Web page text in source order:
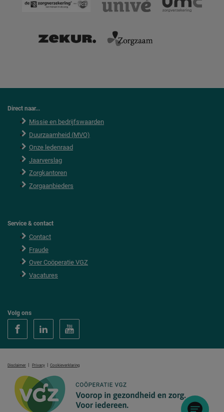
Direct naar...
Missie en bedrijfswaarden
Duurzaamheid (MVO)
Onze ledenraad
Jaarverslag
Zorgkantoren
Zorgaanbieders
Service & contact
Contact
Fraude
Over Coöperatie VGZ
Vacatures
Volg ons
Disclaimer | Privacy | Cookieverklaring